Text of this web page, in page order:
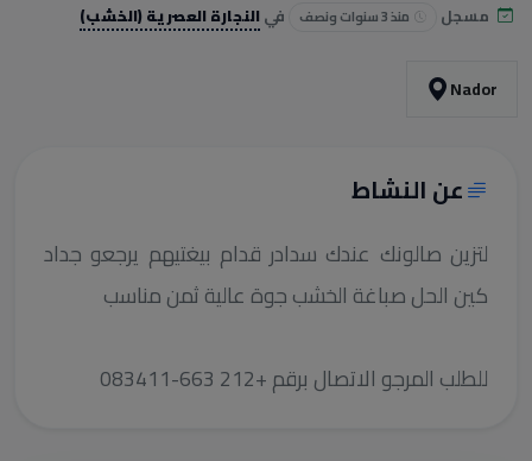
مسجل منذ 3 سنوات ونصف فيالنجارة العصرية (الخشب)
Nador
عن النشاط
لتزين صالونك عندك سدادر قدام بيغتيهم يرجعو جداد
كين الحل صباغة الخشب جوة عالية ثمن مناسب
للطلب المرجو الاتصال برقم +212 663-083411